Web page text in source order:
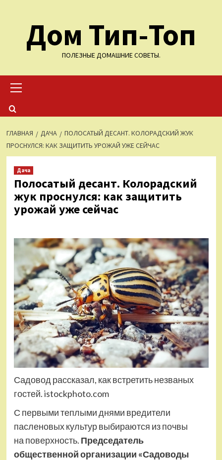
содержимомуДом Тип-Топ
ПОЛЕЗНЫЕ ДОМАШНИЕ СОВЕТЫ.
меню
ГЛАВНАЯ ДАЧА
ПОЛОСАТЫЙ ДЕСАНТ. КОЛОРАДСКИЙ ЖУК
ПРОСНУЛСЯ: КАК ЗАЩИТИТЬ УРОЖАЙ УЖЕ СЕЙЧАС
Дача
Полосатый десант. Колорадский
жук проснулся: как защитить
урожай уже сейчас
Садовод рассказал, как встретить незваных
гостей. istockphoto.com
С первыми теплыми днями вредители
пасленовых культур выбираются из почвы
на поверхность. Председатель
общественной организации «Садоводы